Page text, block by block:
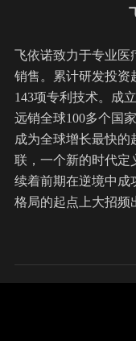
飞依诺致力于专业医
销售。累计研发投资
143项专利技术。成
远销全球100多个国
成为全球增长最快的
联，一个新的时代定
续着前期在逆境中成
格局的起点上大招频